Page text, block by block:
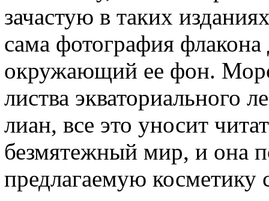
зачастую в таких
сама фотография
окружающий ее фон.
листва экваториального
лиан, все это уносит
безмятежный мир, и она
предлагаемую